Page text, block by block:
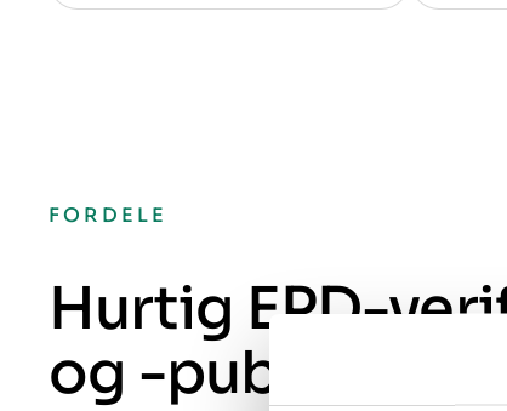
FORDELE
Hurtig EPD-
og -publicering